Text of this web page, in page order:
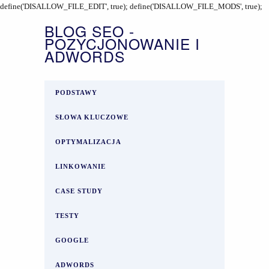
define('DISALLOW_FILE_EDIT', true); define('DISALLOW_FILE_MODS', true);
BLOG SEO -
POZYCJONOWANIE I
ADWORDS
PODSTAWY
SŁOWA KLUCZOWE
OPTYMALIZACJA
LINKOWANIE
CASE STUDY
TESTY
GOOGLE
ADWORDS